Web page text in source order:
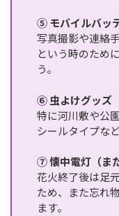
⑤ モバイルバッ
写真撮影や連絡
という時のため
う。
⑥ 虫よけグッズ
特に河川敷や公
シールタイプな
⑦ 懐中電灯（ま
花火終了後は足
ため、また忘れ
ます。